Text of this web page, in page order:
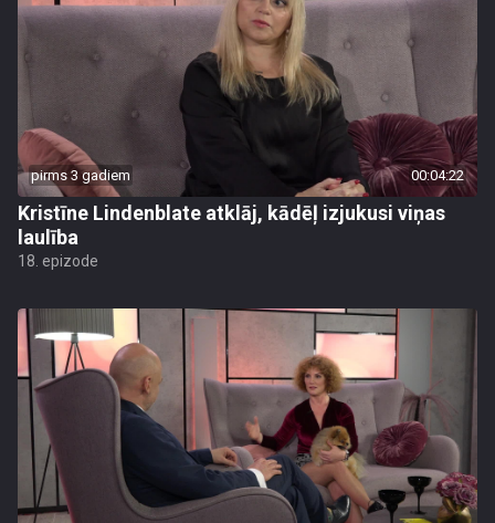
pirms 3 gadiem 00:04:22
Kristīne Lindenblate atklāj, kādēļ izjukusi viņas
laulība
18. epizode